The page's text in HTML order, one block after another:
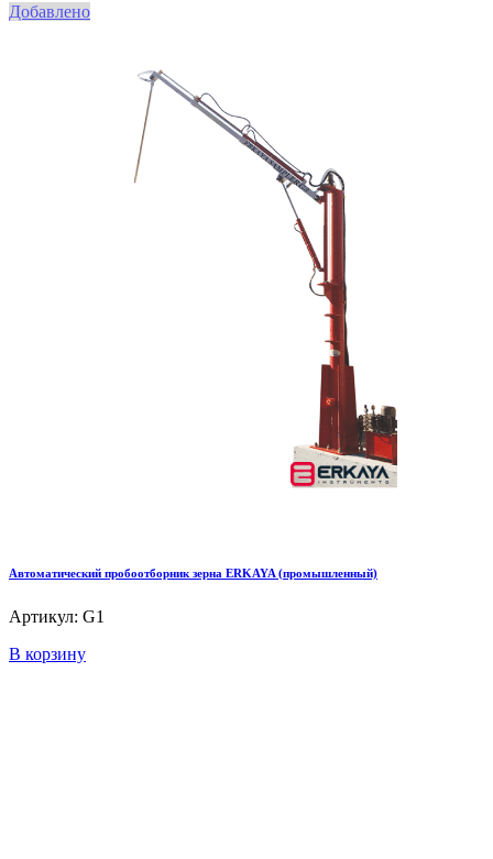
Добавлено
Автоматический пробоотборник зерна ERKAYA (промышленный)
Артикул: G1
В корзину